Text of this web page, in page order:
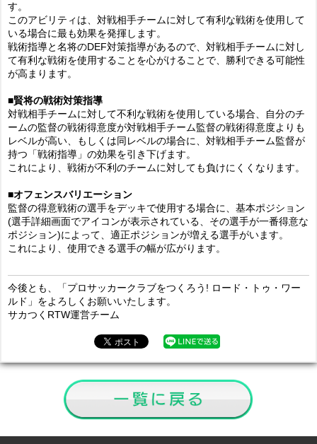
す。
このアビリティは、対戦相手チームに対して有利な戦術を使用して
いる場合に最も効果を発揮します。
戦術指導と名将のDEF対策指導があるので、対戦相手チームに対し
て有利な戦術を使用することを心がけることで、勝利できる可能性
が高まります。
■賢将の戦術対策指導
対戦相手チームに対して不利な戦術を使用している場合、自分のチ
ームの監督の戦術得意度が対戦相手チーム監督の戦術得意度よりも
レベルが高い、もしくは同レベルの場合に、対戦相手チーム監督が
持つ「戦術指導」の効果を引き下げます。
これにより、戦術が不利のチームに対しても負けにくくなります。
■オフェンスバリエーション
監督の得意戦術の選手をデッキで使用する場合に、基本ポジション
(選手詳細画面でアイコンが表示されている、その選手が一番得意な
ポジション)によって、適正ポジションが増える選手がいます。
これにより、使用できる選手の幅が広がります。
今後とも、「プロサッカークラブをつくろう! ロード・トゥ・ワー
ルド」をよろしくお願いいたします。
サカつくRTW運営チーム